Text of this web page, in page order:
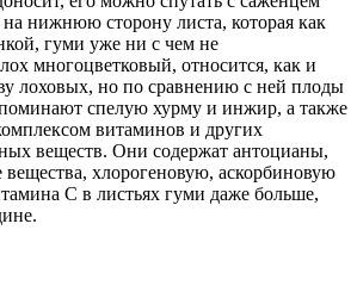
нижнюю сторону листа, которая как
гуми уже ни с чем не
многоцветковый, относится, как и
лоховых, но по сравнению с ней плоды
спелую хурму и инжир, а также
витаминов и других
веществ. Они содержат антоцианы,
хлорогеновую, аскорбиновую
С в листьях гуми даже больше,